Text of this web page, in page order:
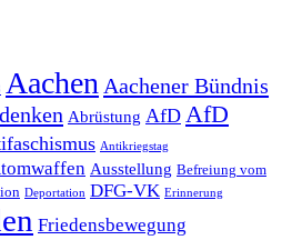
Aachen Aachener Bündnis
Abrüstung AfD AfD
Antikriegstag
Ausstellung Befreiung vom
Deportation DFG-VK Erinnerung
Friedensbewegung